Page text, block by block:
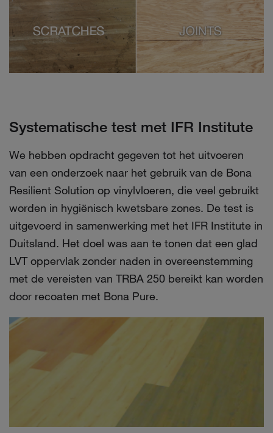
Systematische test met IFR Institute
We hebben opdracht gegeven tot het uitvoeren
van een onderzoek naar het gebruik van de Bona
Resilient Solution op vinylvloeren, die veel gebruikt
worden in hygiënisch kwetsbare zones. De test is
uitgevoerd in samenwerking met het IFR Institute in
Duitsland. Het doel was aan te tonen dat een glad
LVT oppervlak zonder naden in overeenstemming
met de vereisten van TRBA 250 bereikt kan worden
door recoaten met Bona Pure.